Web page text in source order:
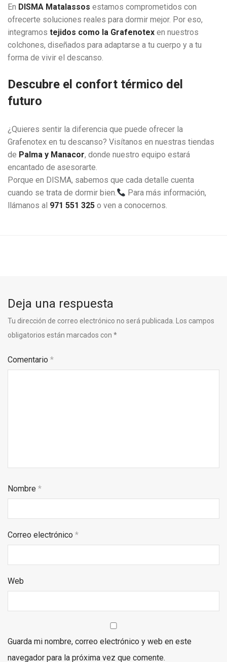
En DISMA Matalassos estamos comprometidos con
ofrecerte soluciones reales para dormir mejor. Por eso,
integramos tejidos como la Grafenotex en nuestros
colchones, diseñados para adaptarse a tu cuerpo y a tu
forma de vivir el descanso.
Descubre el confort térmico del
futuro
¿Quieres sentir la diferencia que puede ofrecer la
Grafenotex en tu descanso? Visítanos en nuestras tiendas
de Palma y Manacor, donde nuestro equipo estará
encantado de asesorarte.
Porque en DISMA, sabemos que cada detalle cuenta
cuando se trata de dormir bien.
Para más información,
llámanos al 971 551 325 o ven a conocernos.
Deja una respuesta
Tu dirección de correo electrónico no será publicada.
Los campos
obligatorios están marcados con *
Comentario *
Nombre *
Correo electrónico *
Web
Guarda mi nombre, correo electrónico y web en este
navegador para la próxima vez que comente.